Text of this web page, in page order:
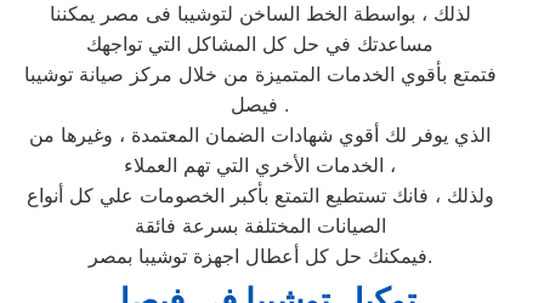
لذلك ، بواسطة الخط الساخن لتوشيبا فى مصر يمكننا
مساعدتك في حل كل المشاكل التي تواجهك
فتمتع بأقوي الخدمات المتميزة من خلال مركز صيانة توشيبا
فيصل .
الذي يوفر لك أقوي شهادات الضمان المعتمدة ، وغيرها من
الخدمات الأخري التي تهم العملاء ،
ولذلك ، فانك تستطيع التمتع بأكبر الخصومات علي كل أنواع
الصيانات المختلفة بسرعة فائقة
فيمكنك حل كل أعطال اجهزة توشيبا بمصر.